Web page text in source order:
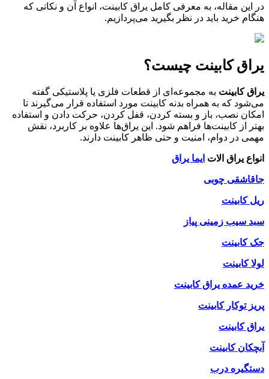
در این مقاله، به معرفی کامل یراق کابینت، انواع آن و نکاتی که
هنگام خرید باید در نظر بگیرید می‌پردازیم.
یراق کابینت چیست؟
یراق کابینت به مجموعه‌ای از قطعات فلزی یا پلاستیکی گفته
می‌شود که به همراه بدنه کابینت مورد استفاده قرار می‌گیرند تا
امکان نصب، باز و بسته کردن، قفل کردن، حرکت دادن و استفاده
بهتر از کابینت‌ها فراهم شود. این یراق‌ها علاوه بر کاربرد، نقش
مهمی در دوام، امنیت و حتی ظاهر کابینت دارند.
انواع یراق الات ایما یراق
جاقاشقی چوبی
ریل کابینت
سبد سیب زمینی پیاز
جک کابینت
لولا کابینت
خرید عمده یراق کابینت
پریز توکار کابینت
یراق کابینت
آبچکان کابینت
دستگیره درب